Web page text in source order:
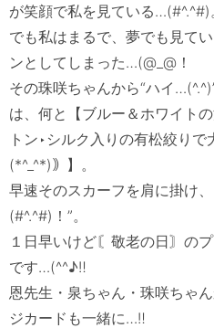
が笑顔で私を見ている…(#^.^#)
でも私はまるで、夢でも見て
ンとしてしまった…(@_@！
その珠咲ちゃんから“ハイ
は、何と【ブルー＆ホワイト
トン‣シルク入りの有松絞り
(*^_^*)｠】。
早速そのスカーフを肩に掛け
(#^.^#)！”。
１日早いけど〘敬老の日〙の
です…(^^♪‼
恩先生・泉ちゃん・珠咲ちゃ
ジカードも一緒に…‼